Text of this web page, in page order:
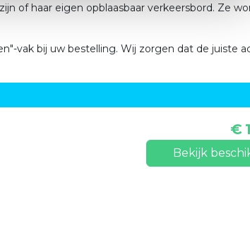
of haar eigen opblaasbaar verkeersbord. Ze
vak bij uw bestelling. Wij zorgen dat de juiste
€
Bekijk